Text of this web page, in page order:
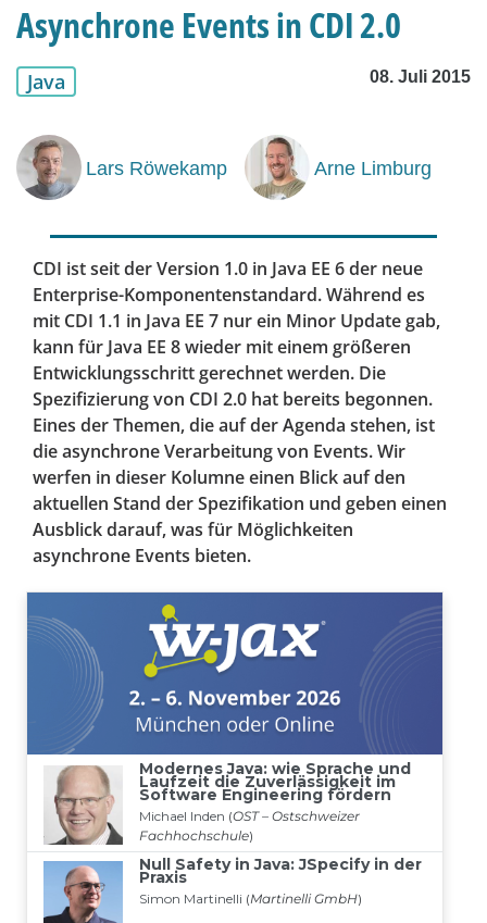
Asynchrone Events in CDI 2.0
Java 08. Juli 2015
Lars Röwekamp Arne Limburg
CDI ist seit der Version 1.0 in Java EE 6 der neue
Enterprise-Komponentenstandard. Während es
mit CDI 1.1 in Java EE 7 nur ein Minor Update gab,
kann für Java EE 8 wieder mit einem größeren
Entwicklungsschritt gerechnet werden. Die
Spezifizierung von CDI 2.0 hat bereits begonnen.
Eines der Themen, die auf der Agenda stehen, ist
die asynchrone Verarbeitung von Events. Wir
werfen in dieser Kolumne einen Blick auf den
aktuellen Stand der Spezifikation und geben einen
Ausblick darauf, was für Möglichkeiten
asynchrone Events bieten.